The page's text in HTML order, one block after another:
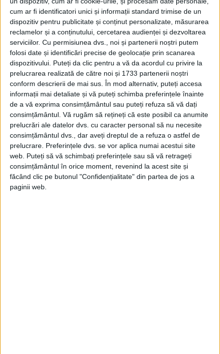
cum ar fi identificatori unici și informații standard trimise de un
dispozitiv pentru publicitate și conținut personalizate, măsurarea
reclamelor și a conținutului, cercetarea audienței și dezvoltarea
serviciilor. Cu permisiunea dvs., noi și partenerii noștri putem
folosi date și identificări precise de geolocație prin scanarea
dispozitivului. Puteți da clic pentru a vă da acordul cu privire la
prelucrarea realizată de către noi și 1733 partenerii noștri
conform descrierii de mai sus. În mod alternativ, puteți accesa
informații mai detaliate și vă puteți schimba preferințele înainte
de a vă exprima consimțământul sau puteți refuza să vă dați
consimțământul. Vă rugăm să rețineți că este posibil ca anumite
prelucrări ale datelor dvs. cu caracter personal să nu necesite
consimțământul dvs., dar aveți dreptul de a refuza o astfel de
prelucrare. Preferințele dvs. se vor aplica numai acestui site
web. Puteți să vă schimbați preferințele sau să vă retrageți
consimțământul în orice moment, revenind la acest site și
făcând clic pe butonul "Confidențialitate" din partea de jos a
paginii web.
Afaceri oneroase care au marcat România
modernă: Strousberg și Hallier
ETICHETE: 1989,DECEMBRIE,SIBIU
PUBLICAT IN CATEGORIILE: OCTOMBRIE 2021
DISTRIBUIE ȘTIREA: FACEBOOK|TWITTER
DACĂ VA PLAC MATERIALELE PUBLICATE, VA INVITĂM SĂ NE URMĂRIȚI
ȘI PE PAGINA NOASTRĂ DE FACEBOOK
RECOMANDARI PENTRU TINE
Istoria sloturilor: de la primele aparate
la sloturile online